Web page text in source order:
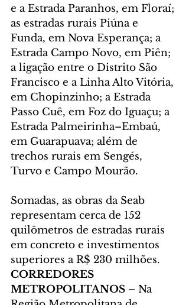
e a Estrada Paranhos, em Floraí;
as estradas rurais Piúna e
Funda, em Nova Esperança; a
Estrada Campo Novo, em Piên;
a ligação entre o Distrito São
Francisco e a Linha Alto Vitória,
em Chopinzinho; a Estrada
Passo Cuê, em Foz do Iguaçu; a
Estrada Palmeirinha–Embaú,
em Guarapuava; além de
trechos rurais em Sengés,
Turvo e Campo Mourão.
Somadas, as obras da Seab
representam cerca de 152
quilômetros de estradas rurais
em concreto e investimentos
superiores a R$ 230 milhões.
CORREDORES
METROPOLITANOS – Na